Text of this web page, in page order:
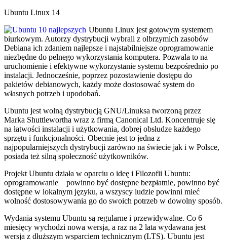
Ubuntu Linux 14
Ubuntu Linux jest gotowym systemem
biurkowym. Autorzy dystrybucji wybrali z olbrzymich zasobów
Debiana ich zdaniem najlepsze i najstabilniejsze oprogramowanie
niezbędne do pełnego wykorzystania komputera. Pozwala to na
uruchomienie i efektywne wykorzystanie systemu bezpośrednio po
instalacji. Jednocześnie, poprzez pozostawienie dostępu do
pakietów debianowych, każdy może dostosować system do
własnych potrzeb i upodobań.
Ubuntu jest wolną dystrybucją GNU/Linuksa tworzoną przez
Marka Shuttlewortha wraz z firmą Canonical Ltd. Koncentruje się
na łatwości instalacji i użytkowania, dobrej obsłudze każdego
sprzętu i funkcjonalności. Obecnie jest to jedna z
najpopularniejszych dystrybucji zarówno na świecie jak i w Polsce,
posiada też silną społeczność użytkowników.
Projekt Ubuntu działa w oparciu o ideę i Filozofii Ubuntu:
oprogramowanie powinno być dostępne bezpłatnie, powinno być
dostępne w lokalnym języku, a wszyscy ludzie powinni mieć
wolność dostosowywania go do swoich potrzeb w dowolny sposób.
Wydania systemu Ubuntu są regularne i przewidywalne. Co 6
miesięcy wychodzi nowa wersja, a raz na 2 lata wydawana jest
wersja z dłuższym wsparciem technicznym (LTS). Ubuntu jest